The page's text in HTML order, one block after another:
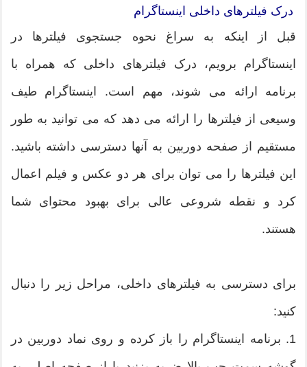
درک فیلترهای داخلی اینستاگرام
قبل از اینکه به سراغ نحوه جستجوی فیلترها در
اینستاگرام برویم، درک فیلترهای داخلی که همراه با
برنامه ارائه می شوند، مهم است. اینستاگرام طیف
وسیعی از فیلترها را ارائه می دهد که می توانید به طور
مستقیم از صفحه دوربین به آنها دسترسی داشته باشید.
این فیلترها را می توان برای هر دو عکس و فیلم اعمال
کرد و نقطه شروعی عالی برای بهبود محتوای شما
هستند.
برای دسترسی به فیلترهای داخلی، مراحل زیر را دنبال
کنید:
1. برنامه اینستاگرام را باز کرده و روی نماد دوربین در